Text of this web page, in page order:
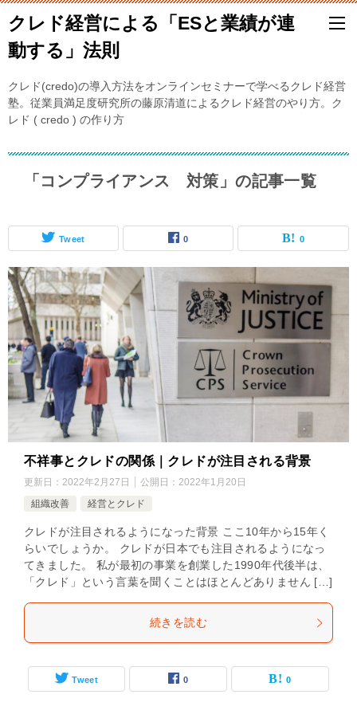
クレド経営による「ESと業績が連
動する」法則
クレド(credo)の導入方法をオンラインセミナーで学べるクレド経営
塾。従業員満足度研究所の藤原清道によるクレド経営のやり方。ク
レド ( credo ) の作り方
「コンプライアンス 対策」の記事一覧
Tweet 0 0
不祥事とクレドの関係｜クレドが注目される背景
更新日： 2022年2月27日 公開日： 2022年1月20日
組織改善
経営とクレド
クレドが注目されるようになった背景 ここ10年から15年く
らいでしょうか。 クレドが日本でも注目されるようになっ
てきました。 私が最初の事業を創業した1990年代後半は、
「クレド」という言葉を聞くことはほとんどありません […]
続きを読む
Tweet 0 0